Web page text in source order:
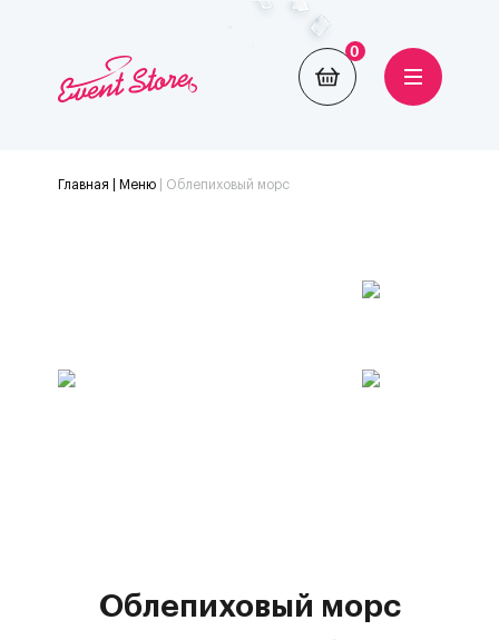
0
Главная | Меню| Облепиховый морс
Облепиховый морс